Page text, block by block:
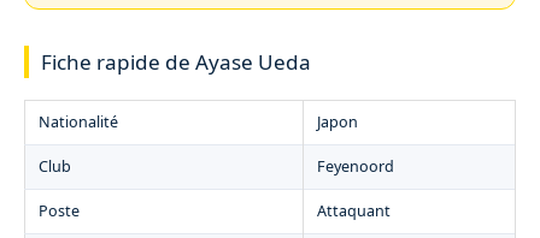
Fiche rapide de Ayase Ueda
Nationalité Japon
Club Feyenoord
Poste Attaquant